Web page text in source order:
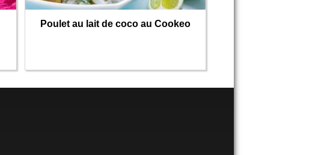
Poulet au lait de coco au Cookeo